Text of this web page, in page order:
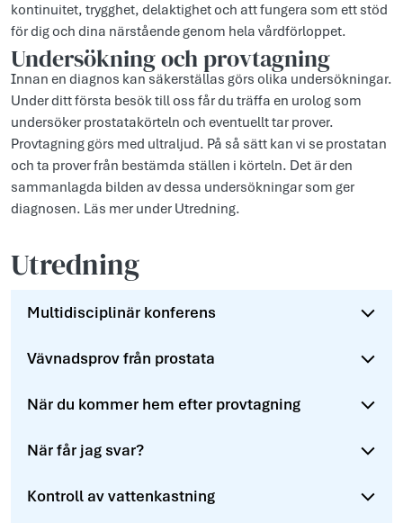
kontinuitet, trygghet, delaktighet och att fungera som ett stöd
för dig och dina närstående genom hela vårdförloppet.
Undersökning och provtagning
Innan en diagnos kan säkerställas görs olika undersökningar.
Under ditt första besök till oss får du träffa en urolog som
undersöker prostatakörteln och eventuellt tar prover.
Provtagning görs med ultraljud. På så sätt kan vi se prostatan
och ta prover från bestämda ställen i körteln. Det är den
sammanlagda bilden av dessa undersökningar som ger
diagnosen. Läs mer under Utredning.
Utredning
Multidisciplinär konferens
Vävnadsprov från prostata
När du kommer hem efter provtagning
När får jag svar?
Kontroll av vattenkastning